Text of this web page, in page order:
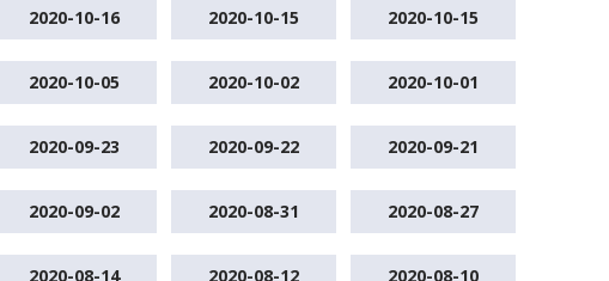
2020-10-16 2020-10-15 2020-10-15
2020-10-05 2020-10-02 2020-10-01
2020-09-23 2020-09-22 2020-09-21
2020-09-02 2020-08-31 2020-08-27
2020-08-14 2020-08-12 2020-08-10